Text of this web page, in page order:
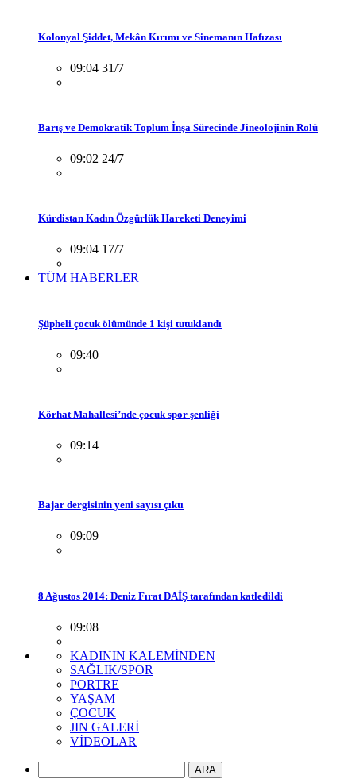
Kolonyal Şiddet, Mekân Kırımı ve Sinemanın Hafızası
09:04 31/7
Barış ve Demokratik Toplum İnşa Sürecinde Jineolojînin Rolü
09:02 24/7
Kürdistan Kadın Özgürlük Hareketi Deneyimi
09:04 17/7
TÜM HABERLER
Şüpheli çocuk ölümünde 1 kişi tutuklandı
09:40
Körhat Mahallesi’nde çocuk spor şenliği
09:14
Bajar dergisinin yeni sayısı çıktı
09:09
8 Ağustos 2014: Deniz Fırat DAİŞ tarafından katledildi
09:08
KADININ KALEMİNDEN
SAĞLIK/SPOR
PORTRE
YAŞAM
ÇOCUK
JIN GALERİ
VİDEOLAR
ARA